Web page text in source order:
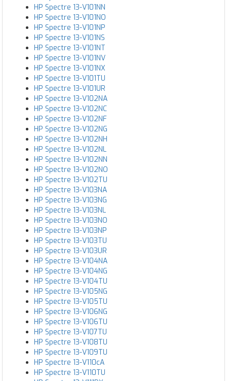
HP Spectre 13-V101NN
HP Spectre 13-V101NO
HP Spectre 13-V101NP
HP Spectre 13-V101NS
HP Spectre 13-V101NT
HP Spectre 13-V101NV
HP Spectre 13-V101NX
HP Spectre 13-V101TU
HP Spectre 13-V101UR
HP Spectre 13-V102NA
HP Spectre 13-V102NC
HP Spectre 13-V102NF
HP Spectre 13-V102NG
HP Spectre 13-V102NH
HP Spectre 13-V102NL
HP Spectre 13-V102NN
HP Spectre 13-V102NO
HP Spectre 13-V102TU
HP Spectre 13-V103NA
HP Spectre 13-V103NG
HP Spectre 13-V103NL
HP Spectre 13-V103NO
HP Spectre 13-V103NP
HP Spectre 13-V103TU
HP Spectre 13-V103UR
HP Spectre 13-V104NA
HP Spectre 13-V104NG
HP Spectre 13-V104TU
HP Spectre 13-V105NG
HP Spectre 13-V105TU
HP Spectre 13-V106NG
HP Spectre 13-V106TU
HP Spectre 13-V107TU
HP Spectre 13-V108TU
HP Spectre 13-V109TU
HP Spectre 13-V110cA
HP Spectre 13-V110TU